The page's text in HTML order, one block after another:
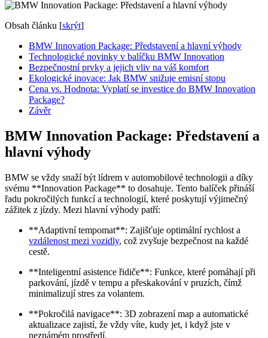
Obsah článku [skrýt]
BMW Innovation Package: Představení a hlavní výhody
Technologické novinky v balíčku BMW Innovation
Bezpečnostní prvky a jejich vliv na váš komfort
Ekologické inovace: Jak BMW snižuje emisní stopu
Cena vs. Hodnota: Vyplatí se investice do BMW Innovation
Package?
Závěr
BMW Innovation Package: Představení a
hlavní výhody
BMW se vždy snaží být lídrem v automobilové technologii a díky
svému **Innovation Package** to dosahuje. Tento balíček přináší
řadu pokročilých funkcí a technologií, které poskytují výjimečný
zážitek z jízdy. Mezi hlavní výhody patří:
**Adaptivní tempomat**: Zajišťuje optimální rychlost a
vzdálenost mezi vozidly, což zvyšuje bezpečnost na každé
cestě.
**Inteligentní asistence řidiče**: Funkce, které pomáhají při
parkování, jízdě v tempu a přeskakování v pruzích, čímž
minimalizují stres za volantem.
**Pokročilá navigace**: 3D zobrazení map a automatické
aktualizace zajistí, že vždy víte, kudy jet, i když jste v
neznámém prostředí.